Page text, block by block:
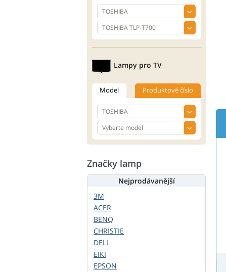
Lampy pro TV
Model Produktové číslo
Značky lamp
Nejprodávanější
3M
ACER
BENQ
CHRISTIE
DELL
EIKI
EPSON